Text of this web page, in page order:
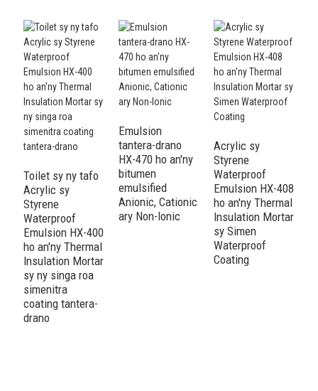
Toilet sy ny tafo
Acrylic sy
Styrene
Waterproof
Emulsion HX-400
ho an'ny Thermal
Insulation Mortar
sy ny singa roa
simenitra
coating tantera-
drano
Emulsion
tantera-drano
HX-470 ho an'ny
bitumen
emulsified
Anionic, Cationic
ary Non-Ionic
Acrylic sy
Styrene
Waterproof
Emulsion HX-408
ho an'ny Thermal
Insulation Mortar
sy Simen
Waterproof
Coating